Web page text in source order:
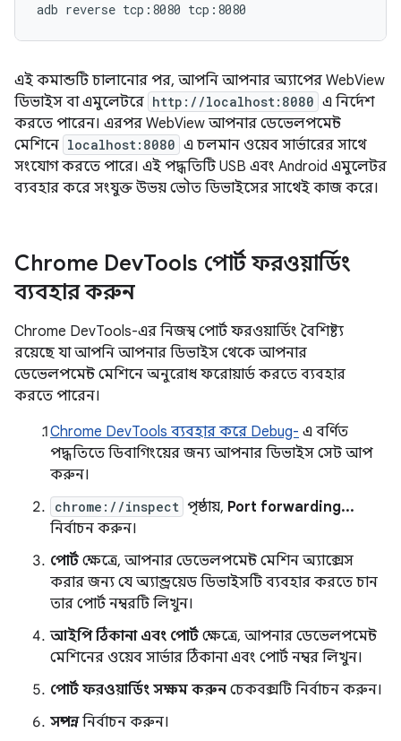
adb reverse tcp:8080
এই কমান্ডটি চালানোর পর, আপনি আপনার অ্যাপের WebView
ডিভাইস বা এমুলেটরে http://localhost:8080 এ নির্দেশ
করতে পারেন। এরপর WebView আপনার ডেভেলপমেন্ট
মেশিনে localhost:8080 এ চলমান ওয়েব সার্ভারের সাথে
সংযোগ করতে পারে। এই পদ্ধতিটি USB এবং Android এমুলেটর
ব্যবহার করে সংযুক্ত উভয় ভৌত ডিভাইসের সাথেই কাজ করে।
Chrome DevTools পোর্ট ফরওয়ার্ডিং
ব্যবহার করুন
Chrome DevTools-এর নিজস্ব পোর্ট ফরওয়ার্ডিং বৈশিষ্ট্য
রয়েছে যা আপনি আপনার ডিভাইস থেকে আপনার
ডেভেলপমেন্ট মেশিনে অনুরোধ ফরোয়ার্ড করতে ব্যবহার
করতে পারেন।
Chrome DevTools ব্যবহার করে Debug- এ বর্ণিত
পদ্ধতিতে ডিবাগিংয়ের জন্য আপনার ডিভাইস সেট আপ
করুন।
chrome://inspect পৃষ্ঠায়, Port forwarding...
নির্বাচন করুন।
পোর্ট ক্ষেত্রে, আপনার ডেভেলপমেন্ট মেশিন অ্যাক্সেস
করার জন্য যে অ্যান্ড্রয়েড ডিভাইসটি ব্যবহার করতে চান
তার পোর্ট নম্বরটি লিখুন।
আইপি ঠিকানা এবং পোর্ট ক্ষেত্রে, আপনার ডেভেলপমেন্ট
মেশিনের ওয়েব সার্ভার ঠিকানা এবং পোর্ট নম্বর লিখুন।
পোর্ট ফরওয়ার্ডিং সক্ষম করুন চেকবক্সটি নির্বাচন করুন।
সম্পন্ননির্বাচন করুন।